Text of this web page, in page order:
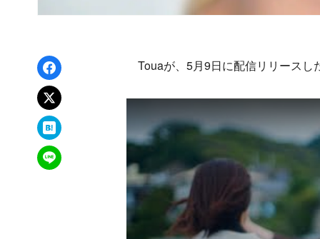
Facebookでシェア
xでポスト
はてなブックマーク
LINEで送る
Touaが、5月9日に配信リリースし